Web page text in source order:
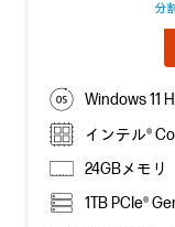
分
Windows 11
インテル®
24GBメモリ
1TB PCIe®